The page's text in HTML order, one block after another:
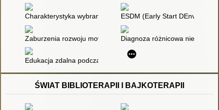
Charakterystyka wybranych zaburzeń psychicznych
ESDM (Early Start DEnver
Zaburzenia rozwoju mowy i komunikacji u małych dzieci z
Diagnoza różnicowa
Edukacja zdalna podczas pandemii COVID-19 uczniów i
ŚWIAT BIBLIOTERAPII I BAJKOTERAPII